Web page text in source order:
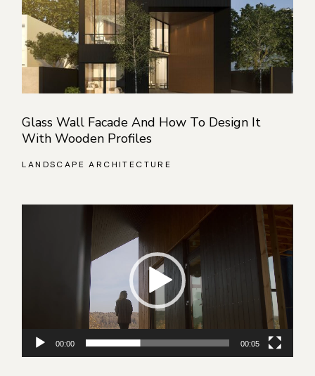
Glass Wall Facade And How To Design It
With Wooden Profiles
LANDSCAPE ARCHITECTURE
00:00 00:05